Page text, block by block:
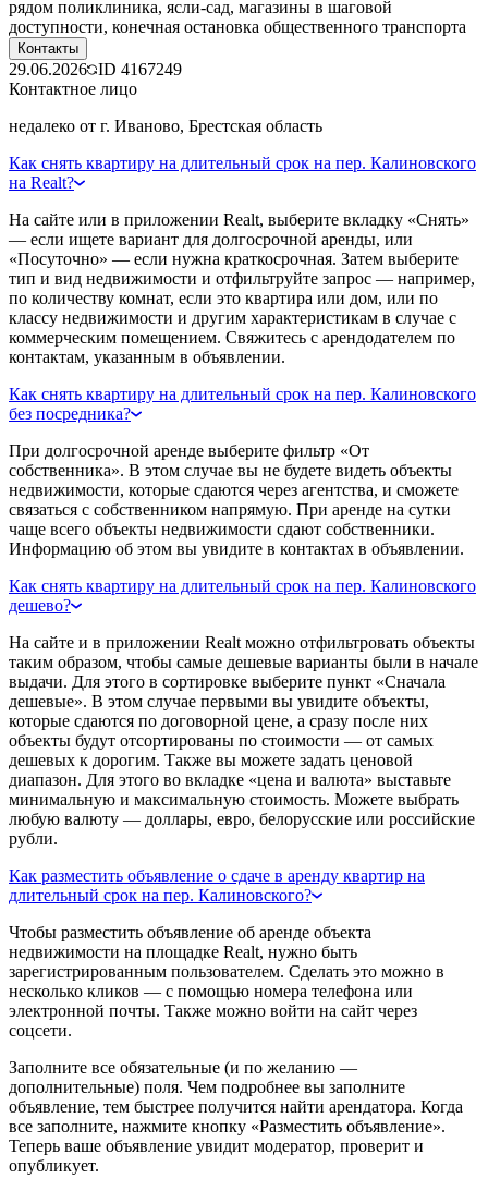
рядом поликлиника, ясли-сад, магазины в шаговой
доступности, конечная остановка общественного транспорта
Контакты
29.06.2026 ID 4167249
Контактное лицо
недалеко от г. Иваново, Брестская область
Как снять квартиру на длительный срок на пер. Калиновского
на Realt?
На сайте или в приложении Realt, выберите вкладку «Снять»
— если ищете вариант для долгосрочной аренды, или
«Посуточно» — если нужна краткосрочная. Затем выберите
тип и вид недвижимости и отфильтруйте запрос — например,
по количеству комнат, если это квартира или дом, или по
классу недвижимости и другим характеристикам в случае с
коммерческим помещением. Свяжитесь с арендодателем по
контактам, указанным в объявлении.
Как снять квартиру на длительный срок на пер. Калиновского
без посредника?
При долгосрочной аренде выберите фильтр «От
собственника». В этом случае вы не будете видеть объекты
недвижимости, которые сдаются через агентства, и сможете
связаться с собственником напрямую. При аренде на сутки
чаще всего объекты недвижимости сдают собственники.
Информацию об этом вы увидите в контактах в объявлении.
Как снять квартиру на длительный срок на пер. Калиновского
дешево?
На сайте и в приложении Realt можно отфильтровать объекты
таким образом, чтобы самые дешевые варианты были в начале
выдачи. Для этого в сортировке выберите пункт «Сначала
дешевые». В этом случае первыми вы увидите объекты,
которые сдаются по договорной цене, а сразу после них
объекты будут отсортированы по стоимости — от самых
дешевых к дорогим. Также вы можете задать ценовой
диапазон. Для этого во вкладке «цена и валюта» выставьте
минимальную и максимальную стоимость. Можете выбрать
любую валюту — доллары, евро, белорусские или российские
рубли.
Как разместить объявление о сдаче в аренду квартир на
длительный срок на пер. Калиновского?
Чтобы разместить объявление об аренде объекта
недвижимости на площадке Realt, нужно быть
зарегистрированным пользователем. Сделать это можно в
несколько кликов — с помощью номера телефона или
электронной почты. Также можно войти на сайт через
соцсети.
Заполните все обязательные (и по желанию —
дополнительные) поля. Чем подробнее вы заполните
объявление, тем быстрее получится найти арендатора. Когда
все заполните, нажмите кнопку «Разместить объявление».
Теперь ваше объявление увидит модератор, проверит и
опубликует.